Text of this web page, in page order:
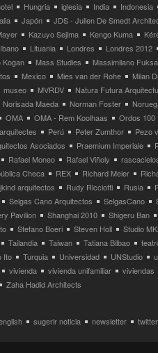
Hungria iglesia India
Indonesia
Japón
JDS - Julien De Smedt
Kazuyo Sejima Kengo Kuma
Lituania Londres
Londres 2012
Kogan Mass Studies
Massimilano
Mexico Mies van der Rohe
Milan
museo MVRDV
Natura Futura
Norisada Maeda Norman Foster
OMA OMA - Rem Koolhaas
Ordos 100
Perú Peter Zumthor
Pezo
Asociados Praemium Imperiale
Rafael Moneo Rafael Viñoly
Checa REX Richard Meier
arquitectos Rudy Ricciotti Rusia
Selgas Cano Arquitectos SelgasCano
Pavilion Shanghai 2010
Shigeru Ban
Stefano Boeri Steven Holl
Studio
Tailandia Taiwan Tatiana Bilbao
Ito Turquia Universidad UNStudio
vivienda vivienda unifamiliar
viviendas
Zaha Hadid Architects
sugerir noticia newsletter twitter